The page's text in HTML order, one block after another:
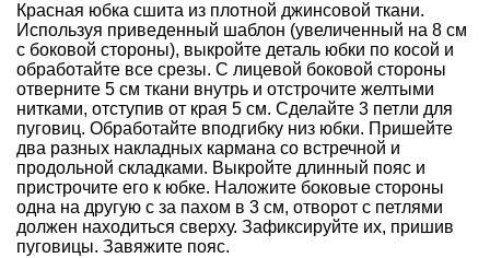
Красная юбка сшита из плотной джинсовой ткани.
Используя приведенный шаблон (увеличенный на 8 см
с боковой стороны), выкройте деталь юбки по косой и
обработайте все срезы. С лицевой боковой стороны
отверните 5 см ткани внутрь и отстрочите желтыми
нитками, отступив от края 5 см. Сделайте 3 петли для
пуговиц. Обработайте вподгибку низ юбки. Пришейте
два разных накладных кармана со встречной и
продольной складками. Выкройте длинный пояс и
пристрочите его к юбке. Наложите боковые стороны
одна на другую с за пахом в 3 см, отворот с петлями
должен находиться сверху. Зафиксируйте их, пришив
пуговицы. Завяжите пояс.